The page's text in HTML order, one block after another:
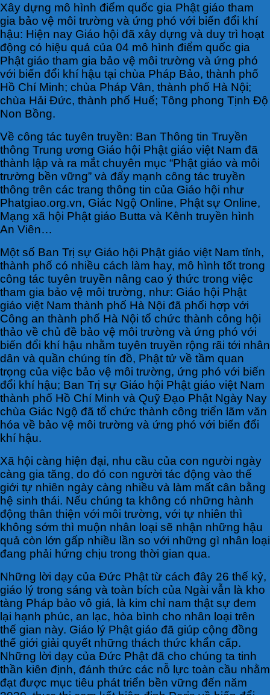
Xây dựng mô hình điểm quốc gia Phật giáo tham
gia bảo vệ môi trường và ứng phó với biến đổi khí
hậu: Hiện nay Giáo hội đã xây dựng và duy trì hoạt
động có hiệu quả của 04 mô hình điểm quốc gia
Phật giáo tham gia bảo vệ môi trường và ứng phó
với biến đổi khí hậu tại chùa Pháp Bảo, thành phố
Hồ Chí Minh; chùa Pháp Vân, thành phố Hà Nội;
chùa Hải Đức, thành phố Huế; Tông phong Tịnh Độ
Non Bồng.
Về công tác tuyên truyền: Ban Thông tin Truyền
thông Trung ương Giáo hội Phật giáo việt Nam đã
thành lập và ra mắt chuyên mục “Phật giáo và môi
trường bền vững” và đẩy mạnh công tác truyền
thông trên các trang thông tin của Giáo hội như
Phatgiao.org.vn, Giác Ngộ Online, Phật sự Online,
Mạng xã hội Phật giáo Butta và Kênh truyền hình
An Viên…
Một số Ban Trị sự Giáo hội Phật giáo việt Nam tỉnh,
thành phố có nhiều cách làm hay, mô hình tốt trong
công tác tuyên truyền nâng cao ý thức trong việc
tham gia bảo vệ môi trường, như: Giáo hội Phật
giáo việt Nam thành phố Hà Nội đã phối hợp với
Công an thành phố Hà Nội tổ chức thành công hội
thảo về chủ đề bảo vệ môi trường và ứng phó với
biến đổi khí hậu nhằm tuyên truyền rộng rãi tới nhân
dân và quần chúng tín đồ, Phật tử về tầm quan
trọng của việc bảo vệ môi trường, ứng phó với biến
đổi khí hậu; Ban Trị sự Giáo hội Phật giáo việt Nam
thành phố Hồ Chí Minh và Quỹ Đạo Phật Ngày Nay
chùa Giác Ngộ đã tổ chức thành công triển lãm văn
hóa về bảo vệ môi trường và ứng phó với biến đổi
khí hậu.
Xã hội càng hiện đại, nhu cầu của con người ngày
càng gia tăng, do đó con người tác động vào thế
giới tự nhiên ngày càng nhiều và làm mất cân bằng
hệ sinh thái. Nếu chúng ta không có những hành
động thân thiện với môi trường, với tự nhiên thì
không sớm thì muộn nhân loại sẽ nhận những hậu
quả còn lớn gấp nhiều lần so với những gì nhân loại
đang phải hứng chịu trong thời gian qua.
Những lời dạy của Đức Phật từ cách đây 26 thế kỷ,
giáo lý trong sáng và toàn bích của Ngài vẫn là kho
tàng Pháp bảo vô giá, là kim chỉ nam thật sự đem
lại hạnh phúc, an lạc, hòa bình cho nhân loại trên
thế gian này. Giáo lý Phật giáo đã giúp cộng đồng
thế giới giải quyết những thách thức khẩn cấp.
Những lời dạy của Đức Phật đã cho chúng ta tinh
thần kiên định, đánh thức các nỗ lực toàn cầu nhằm
đạt được mục tiêu phát triển bền vững đến năm